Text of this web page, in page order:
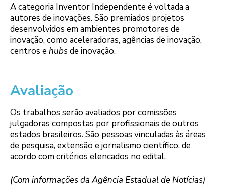
A categoria Inventor Independente é voltada a
autores de inovações. São premiados projetos
desenvolvidos em ambientes promotores de
inovação, como aceleradoras, agências de inovação,
centros e hubsde inovação.
Avaliação
Os trabalhos serão avaliados por comissões
julgadoras compostas por profissionais de outros
estados brasileiros. São pessoas vinculadas às áreas
de pesquisa, extensão e jornalismo científico, de
acordo com critérios elencados no edital.
(Com informações da Agência Estadual de Notícias)